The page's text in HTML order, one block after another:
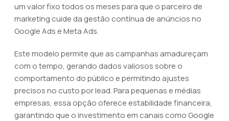
um valor fixo todos os meses para que o parceiro de
marketing cuide da gestão contínua de anúncios no
Google Ads e Meta Ads.
Este modelo permite que as campanhas amadureçam
com o tempo, gerando dados valiosos sobre o
comportamento do público e permitindo ajustes
precisos no custo por lead. Para pequenas e médias
empresas, essa opção oferece estabilidade financeira,
garantindo que o investimento em canais como Google